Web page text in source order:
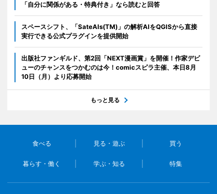
「自分に関係がある・特典付き」なら読むと回答
スペースシフト、「SateAIs(TM)」の解析AIをQGISから直接
実行できる公式プラグインを提供開始
出版社ファンギルド、第2回「NEXT漫画賞」を開催！作家デビ
ューのチャンスをつかむのは今！comicスピラ主催、本日8月
10日（月）より応募開始
もっと見る
食べる 見る・遊ぶ 買う
暮らす・働く 学ぶ・知る 特集